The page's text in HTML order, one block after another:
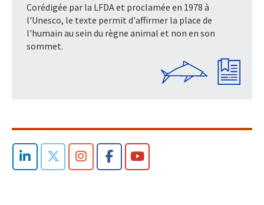
Corédigée par la LFDA et proclamée en 1978 à
l'Unesco, le texte permit d'affirmer la place de
l'humain au sein du règne animal et non en son
sommet.